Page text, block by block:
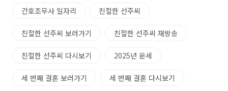
간호조무사 일자리 친절한 선주씨
친절한 선주씨 보러가기 친절한 선주씨 재방송
친절한 선주씨 다시보기 2025년 운세
세 번째 결혼 보러가기 세 번째 결혼 다시보기